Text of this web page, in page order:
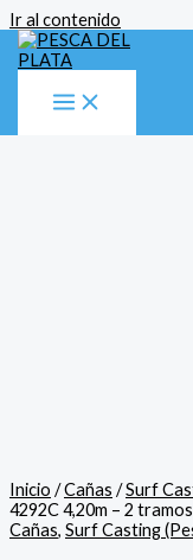
Ir al contenido
Inicio /Cañas /Surf
4292C 4,20m – 2
Cañas, Surf Casting